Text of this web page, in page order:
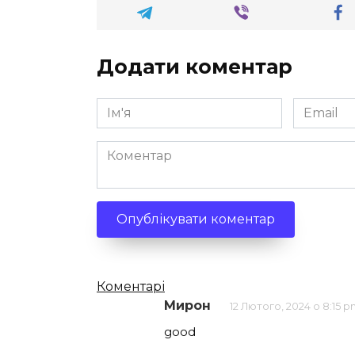
Додати коментар
Ім'я
*
Email
*
Коментар
Кількість
коментарів
Коментарі
Мирон
12 Лютого, 2024 о 8:15
good